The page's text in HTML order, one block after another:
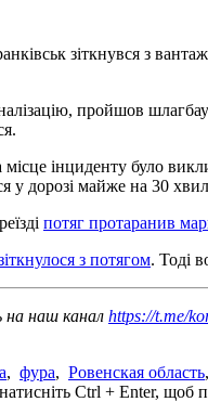
зіткнувся з
пройшов
місце інциденту було
дорозі майже на 30
потяг протаранив
з потягом. Тоді
на наш канал https://t.me/
, фура, Ровенская область,
Ctrl + Enter, щоб